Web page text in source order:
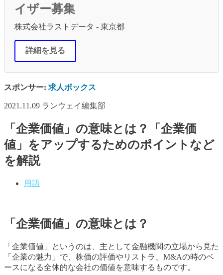
イザー募集
株式会社ラストデータ - 東京都
詳細を見る
スポンサー: 求人ボックス
2021.11.09 ランウェイ編集部
「企業価値」の意味とは？「企業価
値」をアップするためのポイントなど
を解説
用語
「企業価値」の意味とは？
「企業価値」というのは、主として金融機関の立場から見た
「企業の魅力」で、株価の評価やリストラ、M&Aの時のベ
ースになる全体的な会社の価値を意味するものです。